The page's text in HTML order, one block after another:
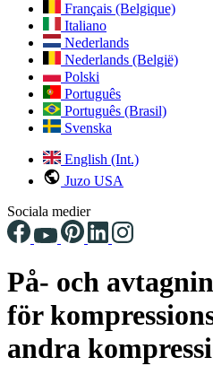
Français (Belgique)
Italiano
Nederlands
Nederlands (België)
Polski
Português
Português (Brasil)
Svenska
English (Int.)
Juzo USA
Sociala medier
På- och
för
andra